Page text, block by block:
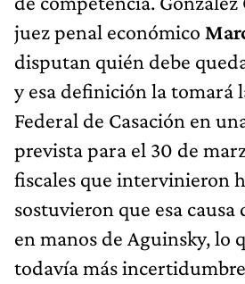
juez penal económico
disputan quién debe
y esa definición la tomará
Federal de Casación en
prevista para el 30 de
fiscales que intervinieron
sostuvieron que esa
en manos de Aguinsky, lo
todavía más